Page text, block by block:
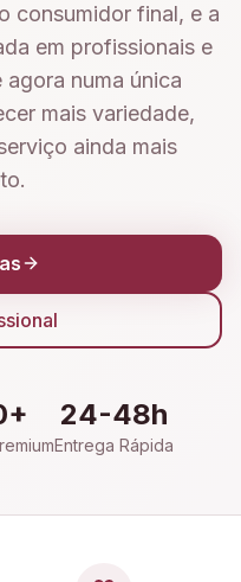
consumidor final, e a
em profissionais e
numa única
mais variedade,
ainda mais
24-48h
Entrega Rápida